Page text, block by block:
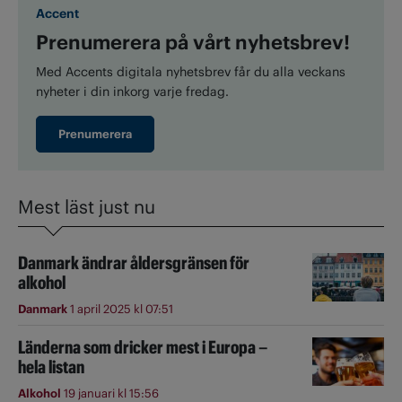
Accent
Prenumerera på vårt nyhetsbrev!
Med Accents digitala nyhetsbrev får du alla veckans
nyheter i din inkorg varje fredag.
Prenumerera
Mest läst just nu
Danmark ändrar åldersgränsen för
alkohol
Danmark1 april 2025 kl 07:51
Länderna som dricker mest i Europa –
hela listan
Alkohol 19 januari kl 15:56